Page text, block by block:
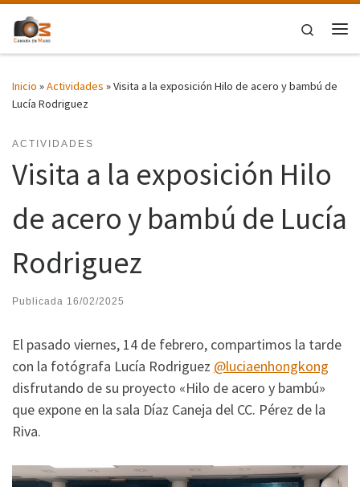
Saltar al contenido
Search
Inicio »Actividades »Visita a la exposición Hilo de acero y bambú de
Lucía Rodriguez
ACTIVIDADES
Visita a la exposición Hilo
de acero y bambú de Lucía
Rodriguez
Publicada 16/02/2025
El pasado viernes, 14 de febrero, compartimos la tarde
con la fotógrafa Lucía Rodriguez @luciaenhongkong
disfrutando de su proyecto «Hilo de acero y bambú»
que expone en la sala Díaz Caneja del CC. Pérez de la
Riva.